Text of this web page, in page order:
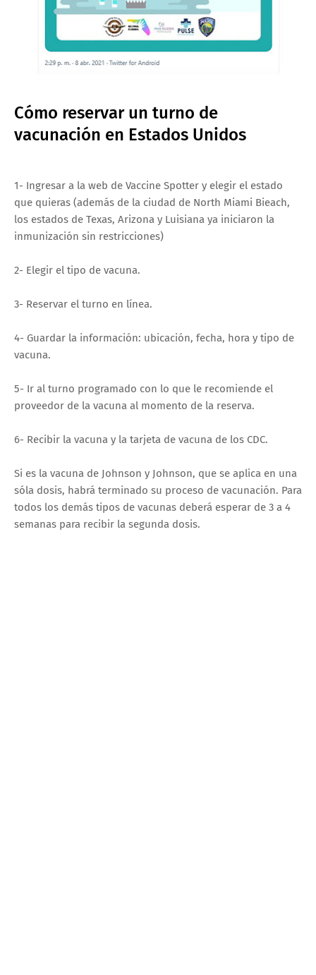
Cómo reservar un turno de
vacunación en Estados Unidos
1- Ingresar a la web de Vaccine Spotter y elegir el estado
que quieras (además de la ciudad de North Miami Bieach,
los estados de Texas, Arizona y Luisiana ya iniciaron la
inmunización sin restricciones)
2- Elegir el tipo de vacuna.
3- Reservar el turno en línea.
4- Guardar la información: ubicación, fecha, hora y tipo de
vacuna.
5- Ir al turno programado con lo que le recomiende el
proveedor de la vacuna al momento de la reserva.
6- Recibir la vacuna y la tarjeta de vacuna de los CDC.
Si es la vacuna de Johnson y Johnson, que se aplica en una
sóla dosis, habrá terminado su proceso de vacunación. Para
todos los demás tipos de vacunas deberá esperar de 3 a 4
semanas para recibir la segunda dosis.